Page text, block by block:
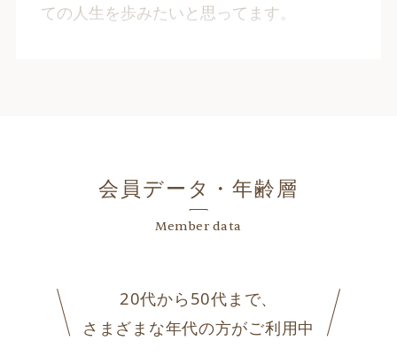
ての人生を歩みたいと思ってます。
会員データ・年齢層
Member data
20代から50代まで、
さまざまな年代の方がご利用中